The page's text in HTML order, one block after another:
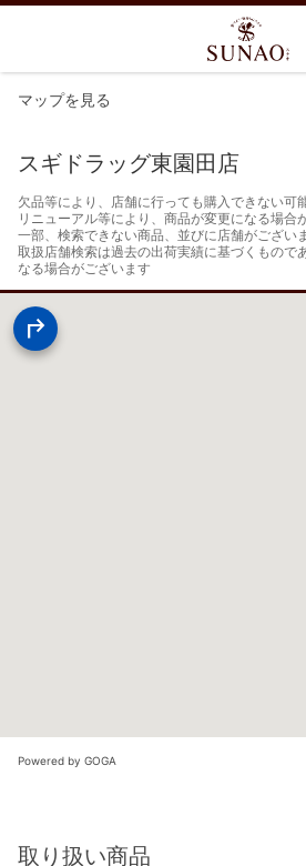
マップを見る
スギドラッグ東園田店
欠品等により、店舗に行っても購入できない可
リニューアル等により、商品が変更になる場合
一部、検索できない商品、並びに店舗がござい
取扱店舗検索は過去の出荷実績に基づくもので
なる場合がございます
Powered by GOGA
取り扱い商品